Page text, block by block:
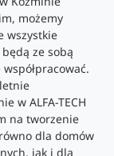
możemy
wszystkie
ze sobą
w ALFA-TECH
na tworzenie
dla domów
jak i dla